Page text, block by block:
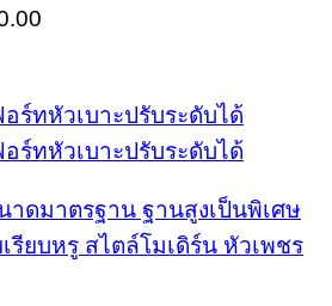
าดมาตรฐาน ฐานสูงเป็นพิเศษ
รียบหรู สไตล์โมเดิร์น หัวเพชร